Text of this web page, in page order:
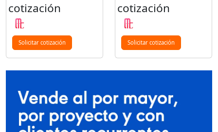
cotización
Solicitar cotización
cotización
Solicitar cotización